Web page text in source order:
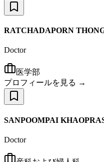
RATCHADAPORN
Doctor
医学部
プロフィールを見る →
SANPOOMPAI
Doctor